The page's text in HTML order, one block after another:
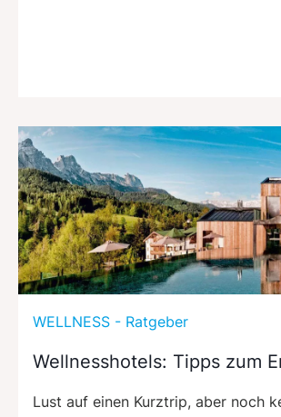
WELLNESS - Ratgeber
Wellnesshotels: Tipps zum
Lust auf einen Kurztrip, aber noch